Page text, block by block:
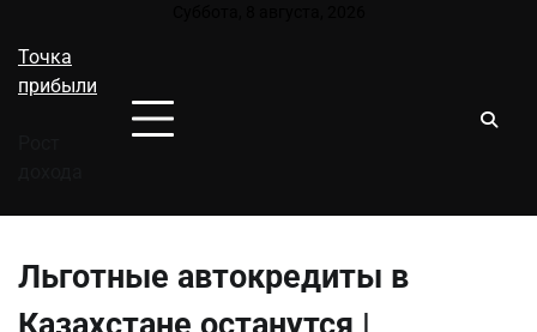
содержимому
Точка
прибыли
Льготные автокредиты в